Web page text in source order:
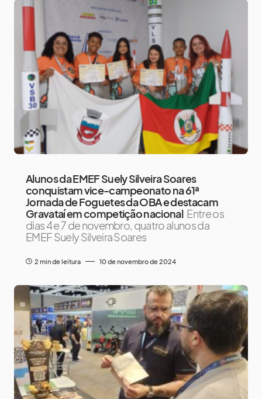
Alunos da EMEF Suely Silveira Soares
conquistam vice-campeonato na 61ª
Jornada de Foguetes da OBA e destacam
Gravataí em competição nacional Entre os
dias 4 e 7 de novembro, quatro alunos da
EMEF Suely Silveira Soares
2 min de leitura 10 de novembro de 2024